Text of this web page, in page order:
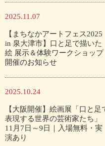
2025.11.07
【まちなかアートフェス2025
in 泉大津市】口と足で描いた
絵 展示＆体験ワークショップ
開催のお知らせ
2025.10.24
【大阪開催】絵画展「口と足
表現する世界の芸術家たち」
11月7日～9日｜入場無料・実
演あり